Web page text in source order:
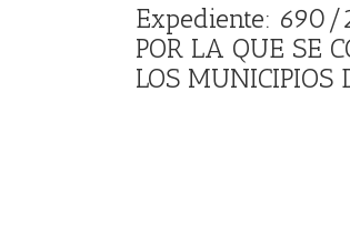
Expediente: 690/
POR LA QUE SE
LOS